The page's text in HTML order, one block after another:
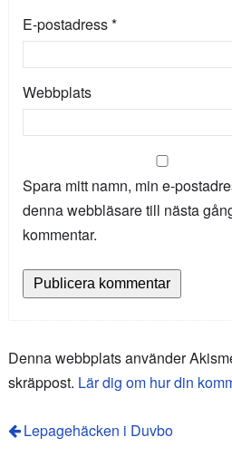
E-postadress*
Webbplats
Spara mitt namn, min e-
denna webbläsare till nästa
kommentar.
Denna webbplats använder
skräppost. Lär dig om hur din
Lepagehäcken i Duvbo